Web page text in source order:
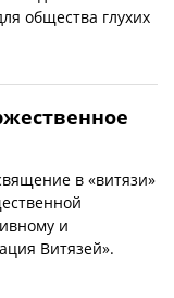
общества глухих
в «витязи»
и
Витязей».